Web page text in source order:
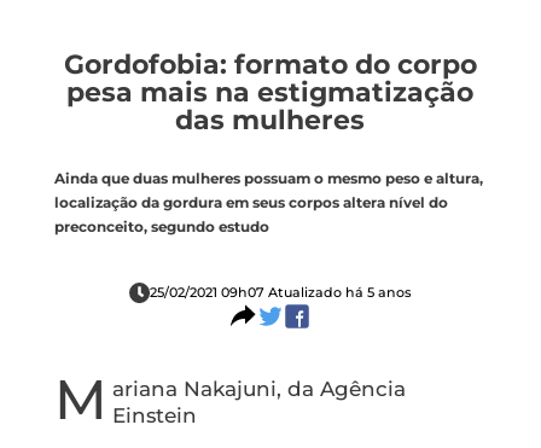
Gordofobia: formato do corpo
pesa mais na estigmatização
das mulheres
Ainda que duas mulheres possuam o mesmo peso e altura,
localização da gordura em seus corpos altera nível do
preconceito, segundo estudo
25/02/2021 09h07 Atualizado há 5 anos
M ariana Nakajuni, da Agência
Einstein